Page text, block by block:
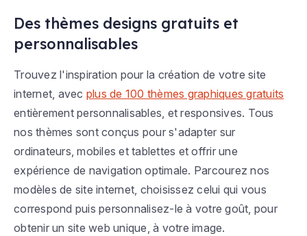
Des thèmes designs gratuits et
personnalisables
Trouvez l'inspiration pour la création de votre site
internet, avec plus de 100 thèmes graphiques gratuits
entièrement personnalisables, et responsives. Tous
nos thèmes sont conçus pour s'adapter sur
ordinateurs, mobiles et tablettes et offrir une
expérience de navigation optimale. Parcourez nos
modèles de site internet, choisissez celui qui vous
correspond puis personnalisez-le à votre goût, pour
obtenir un site web unique, à votre image.